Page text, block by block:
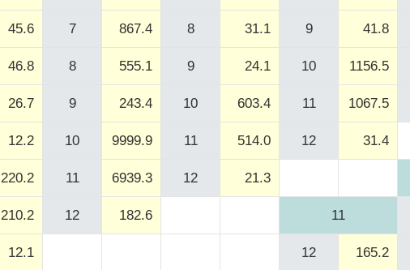
45.6 7 867.4 8 31.1 9 41.8
46.8 8 555.1 9 24.1 10 1156.5
26.7 9 243.4 10 603.4 11 1067.5
12.2 10 9999.9 11 514.0 12 31.4
220.2 11 6939.3 12 21.3
210.2 12 182.6 11
12.1 12 165.2